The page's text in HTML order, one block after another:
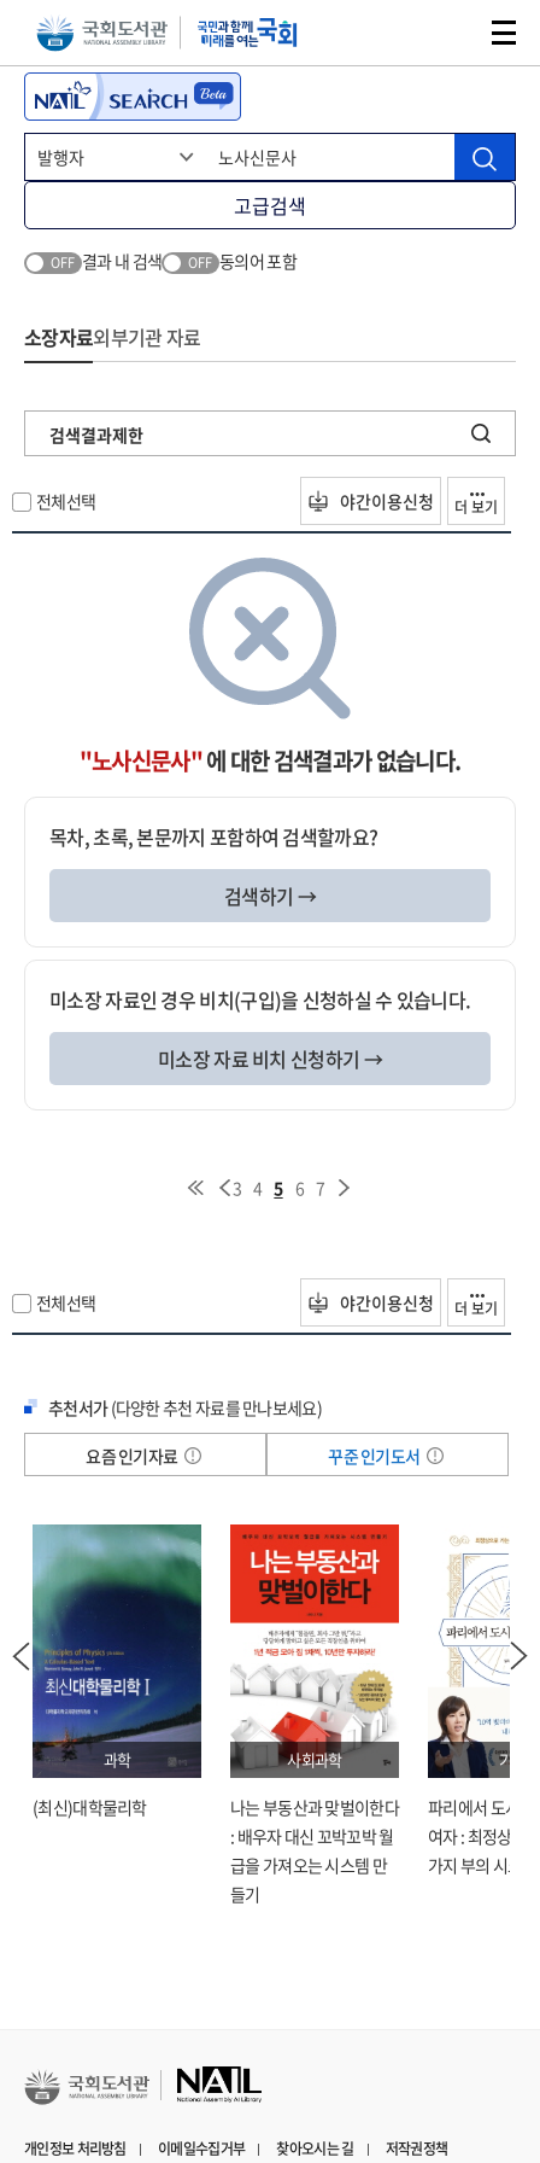
본문 바로가기주메뉴 바로가기
고급검색
OFF 결과 내 검색 OFF 동의어 포함
소장자료외부기관 자료
검색결과제한
전체선택 야간이용신청 더 보기
"노사신문사"에 대한 검색결과가 없습니다.
목차, 초록, 본문까지 포함하여 검색할까요?
검색하기 →
미소장 자료인 경우 비치(구입)을 신청하실 수 있습니다.
미소장 자료 비치 신청하기 →
3 4 5 6 7
전체선택 야간이용신청 더 보기
추천서가(다양한 추천 자료를 만나보세요)
요즘 인기자료
꾸준 인기도서
과학
(최신)대학물리학
사회과학
나는 부동산과 맞벌이한다
: 배우자 대신 꼬박꼬박 월
급을 가져오는 시스템 만
들기
기술
파리에서 도시락
여자 : 최정상으
가지 부의 시크릿
개인정보 처리방침 이메일수집거부 찾아오시는 길 저작권정책